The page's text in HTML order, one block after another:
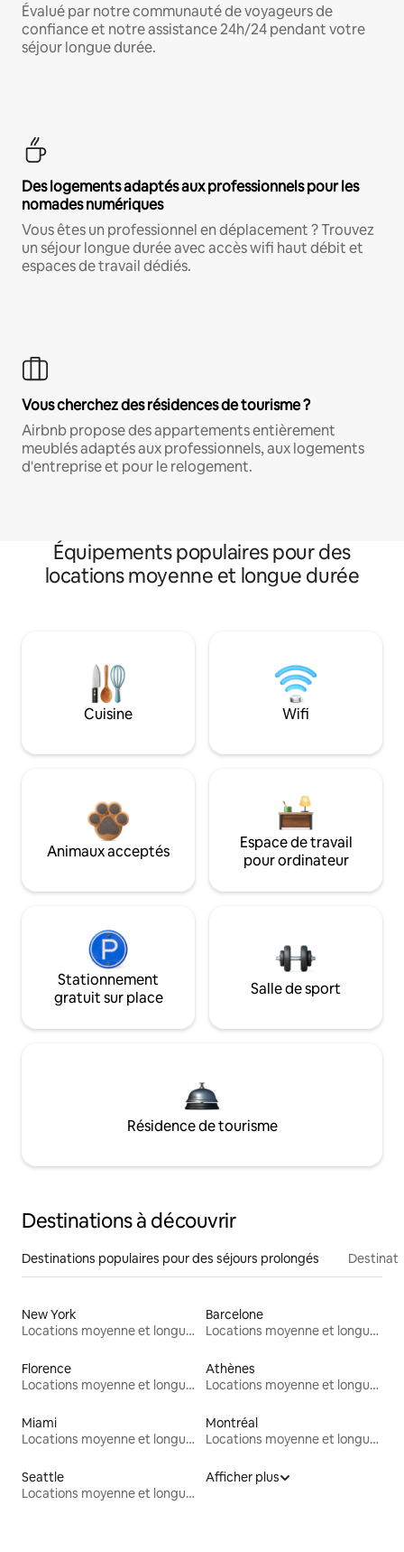
Évalué par notre communauté de voyageurs de
confiance et notre assistance 24h/24 pendant votre
séjour longue durée.
Des logements adaptés aux professionnels pour les
nomades numériques
Vous êtes un professionnel en déplacement ? Trouvez
un séjour longue durée avec accès wifi haut débit et
espaces de travail dédiés.
Vous cherchez des résidences de tourisme ?
Airbnb propose des appartements entièrement
meublés adaptés aux professionnels, aux logements
d'entreprise et pour le relogement.
Équipements populaires pour des
locations moyenne et longue durée
Cuisine Wifi
Animaux acceptés
Espace de travail
pour ordinateur
Stationnement
gratuit sur place
Salle de sport
Résidence de tourisme
Destinations à découvrir
Destinations populaires pour des séjours prolongés
New York
Locations moyenne et longue durée
Barcelone
Locations moyenne et longue durée
Florence
Locations moyenne et longue durée
Athènes
Locations moyenne et longue durée
Miami
Locations moyenne et longue durée
Montréal
Locations moyenne et longue durée
Seattle
Locations moyenne et longue durée
Afficher plus